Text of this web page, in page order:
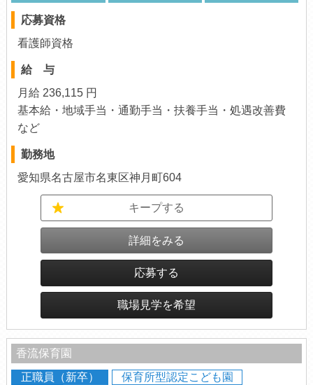
応募資格
看護師資格
給 与
月給 236,115 円
基本給・地域手当・通勤手当・扶養手当・処遇改善費
など
勤務地
愛知県名古屋市名東区神月町604
キープする
詳細をみる
応募する
職場見学を希望
香流保育園
正職員（新卒）
保育所型認定こども園